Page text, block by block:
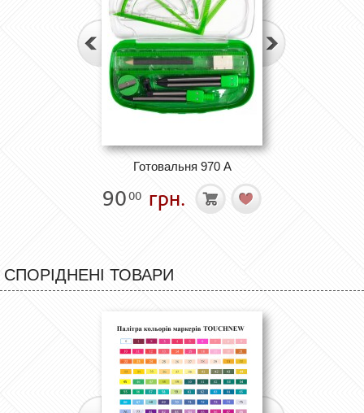
Готовальня 970 А
9000 грн.
СПОРІДНЕНІ ТОВАРИ